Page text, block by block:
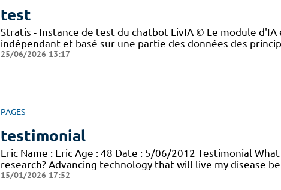
test
Stratis - Instance de test du chatbot LivIA © Le module d'IA
indépendant et basé sur une partie des données des
25/06/2026 13:17
PAGES
testimonial
Eric Name : Eric Age : 48 Date : 5/06/2012 Testimonial
research? Advancing technology that will live my disease
15/01/2026 17:52